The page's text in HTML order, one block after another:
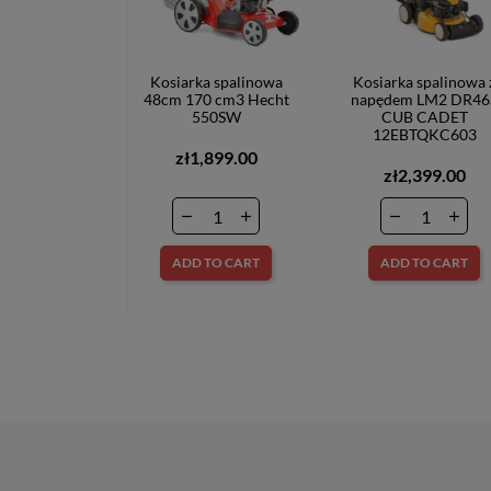
Kosiarka spalinowa
48cm 170 cm3 Hecht
550SW
zł1,899.00
ADD TO CART
Kosiarka spalinowa
napędem LM2
CUB CADET
12EBTQKC603
zł2,399.00
ADD TO CART